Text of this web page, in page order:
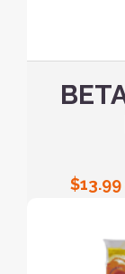
$13.99